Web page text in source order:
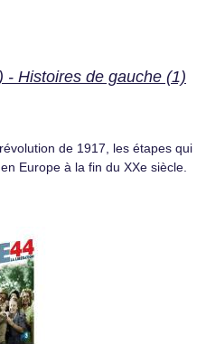
- Histoires de gauche (1)
de 1917, les étapes qui
Europe à la fin du XXe siècle.